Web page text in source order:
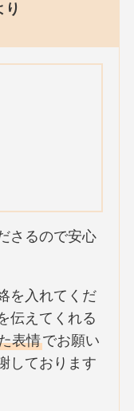
り
さるので安心
を入れてくだ
伝えてくれる
表情でお願い
しております